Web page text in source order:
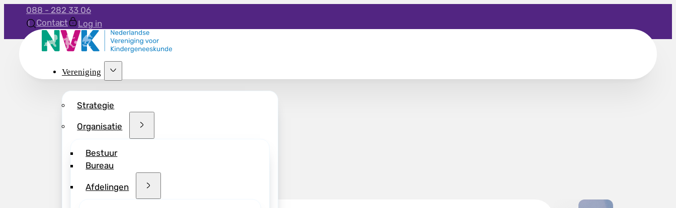
088 - 282 33 06
Contact
Log in
Vereniging
Strategie
Organisatie
Bestuur
Bureau
Afdelingen